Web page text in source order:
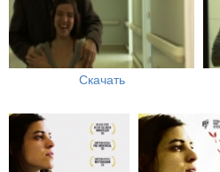
Скачать